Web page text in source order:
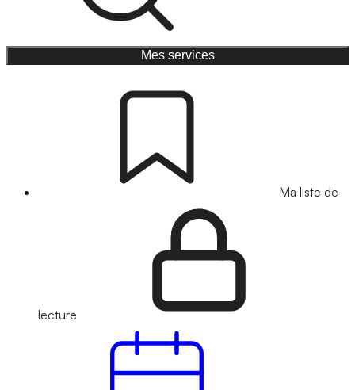
Mes services
Ma liste de
lecture